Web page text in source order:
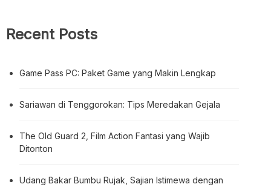
Recent Posts
Game Pass PC: Paket Game yang Makin Lengkap
Sariawan di Tenggorokan: Tips Meredakan Gejala
The Old Guard 2, Film Action Fantasi yang Wajib
Ditonton
Udang Bakar Bumbu Rujak, Sajian Istimewa dengan